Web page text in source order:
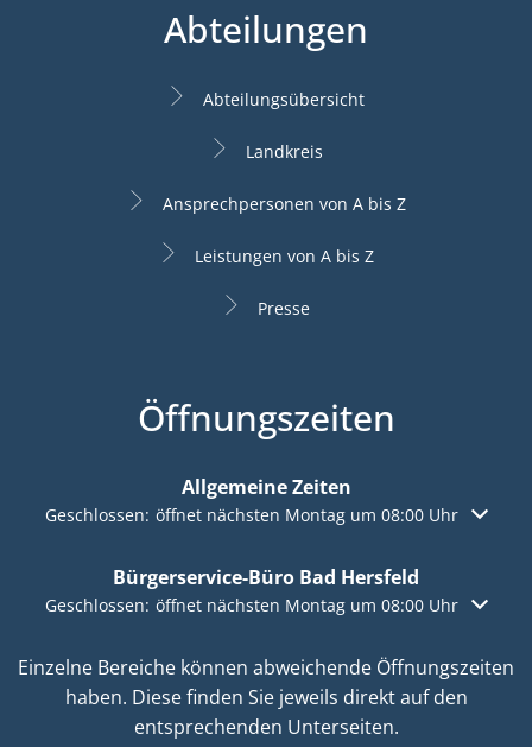
Abteilungen
Abteilungsübersicht
Landkreis
Ansprechpersonen von A bis Z
Leistungen von A bis Z
Presse
Öffnungszeiten
Allgemeine Zeiten
Klicken, um weitere Öffnungs- oder Schließzeiten
Geschlossen: öffnet nächsten Montag um 08:00 Uhr
Bürgerservice-Büro Bad Hersfeld
Klicken, um weitere Öffnungs- oder Schließzeiten
Geschlossen: öffnet nächsten Montag um 08:00 Uhr
Einzelne Bereiche können abweichende Öffnungszeiten
haben. Diese finden Sie jeweils direkt auf den
entsprechenden Unterseiten.